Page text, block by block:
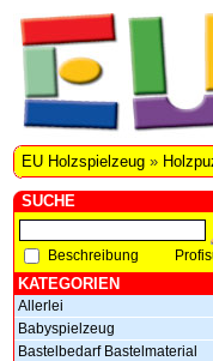
EU Holzspielzeug »
SUCHE
Beschreibung
KATEGORIEN
Allerlei
Babyspielzeug
Bastelbedarf Bastelmaterial